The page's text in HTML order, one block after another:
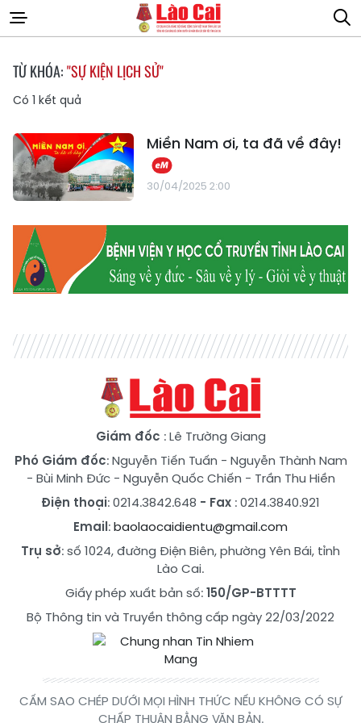
TỪ KHÓA:"SỰ KIỆN LỊCH SỬ"
Có 1 kết quả
Miền Nam ơi, ta đã về đây!
30/04/2025 2:00
Giám đốc : Lê Trường Giang
Phó Giám đốc:Nguyễn Tiến Tuấn - Nguyễn Thành Nam
- Bùi Minh Đức- Nguyễn Quốc Chiến - Trần Thu Hiền
Điện thoại: 0214.3842.648 - Fax : 0214.3840.921
Email:baolaocaidientu@gmail.com
Trụ sở: số 1024, đường Điện Biên, phường Yên Bái, tỉnh
Lào Cai.
Giấy phép xuất bản số:150/GP-BTTTT
Bộ Thông tin và Truyền thông cấp ngày 22/03/2022
CẤM SAO CHÉP DƯỚI MỌI HÌNH THỨC NẾU KHÔNG CÓ SỰ
CHẤP THUẬN BẰNG VĂN BẢN.